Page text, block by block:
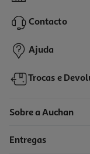
12,00 €
Contacto
Ajuda
Trocas e
Sobre a Auchan
Entregas